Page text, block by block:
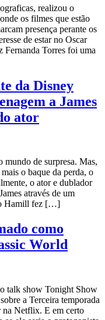
realizou o
os filmes que estão
presença perante os
de estar no Oscar
Fernanda Torres foi uma
da Disney
a James
ator
mundo de surpresa. Mas,
o baque da perda, o
o ator e dublador
através de um
Hamill fez […]
como
World
talk show Tonight Show
a Terceira temporada
na Netflix. E em certo